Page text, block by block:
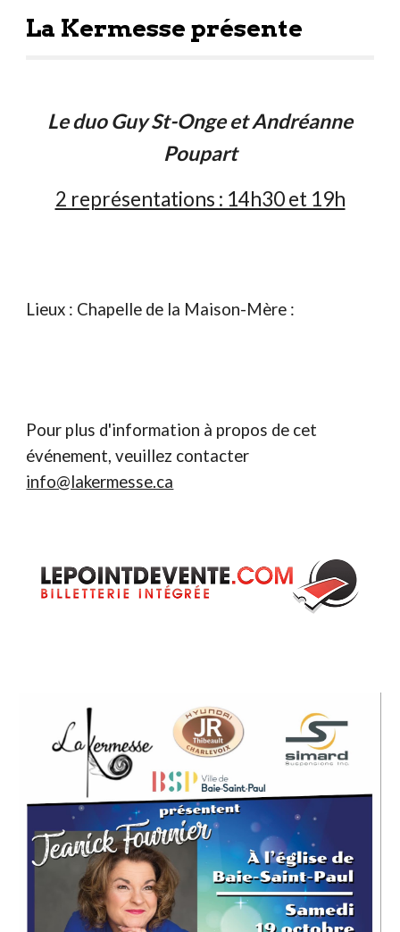
La Kermesse présente
Le duo Guy St-Onge et Andréanne
Poupart
2 représentations : 14h30 et 19h
Lieux : Chapelle de la Maison-Mère :
Pour plus d'information à propos de cet
événement, veuillez contacter
info@lakermesse.ca